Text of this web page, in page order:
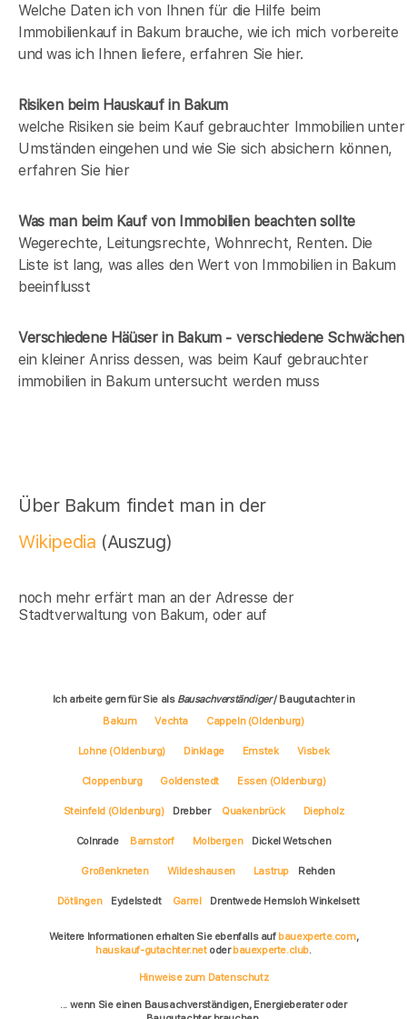
Welche Daten ich von Ihnen für die Hilfe beim
Immobilienkauf in Bakum brauche, wie ich mich vorbereite
und was ich Ihnen liefere, erfahren Sie hier.
Risiken beim Hauskaufin Bakum
welche Risiken sie beim Kauf gebrauchter Immobilien unter
Umständen eingehen und wie Sie sich absichern können,
erfahren Sie hier
Was man beim Kauf von Immobilien beachten sollte
Wegerechte, Leitungsrechte, Wohnrecht, Renten. Die
Liste ist lang, was alles den Wert von Immobilien in Bakum
beeinflusst
Verschiedene Häüser in Bakum - verschiedene Schwächen
ein kleiner Anriss dessen, was beim Kauf gebrauchter
immobilien in Bakum untersucht werden muss
Über Bakum findet man in der
Wikipedia (Auszug)
noch mehr erfärt man an der Adresse der
Stadtverwaltung von Bakum, oder auf
Ich arbeite gern für Sie als Bausachverständiger/ Baugutachter in
Bakum
Vechta Cappeln (Oldenburg)
Lohne (Oldenburg) Dinklage Emstek Visbek
Cloppenburg Goldenstedt Essen (Oldenburg)
Steinfeld (Oldenburg) Drebber Quakenbrück Diepholz
Colnrade Barnstorf Molbergen Dickel Wetschen
Großenkneten Wildeshausen Lastrup Rehden
Dötlingen Eydelstedt Garrel Drentwede Hemsloh Winkelsett
Weitere Informationen erhalten Sie ebenfalls auf bauexperte.com,
hauskauf-gutachter.netoderbauexperte.club.
Hinweise zum Datenschutz
... wenn Sie einen Bausachverständigen, Energieberater oder